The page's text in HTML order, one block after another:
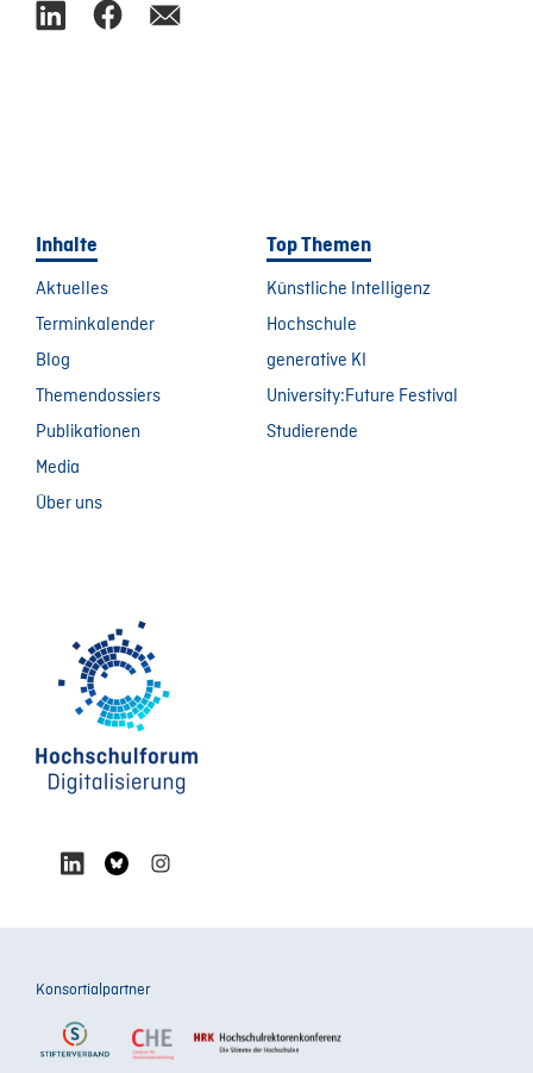
Inhalte
Aktuelles
Terminkalender
Blog
Themendossiers
Publikationen
Media
Über uns
Top Themen
Künstliche Intelligenz
Hochschule
generative KI
University:Future Festival
Studierende
Konsortialpartner